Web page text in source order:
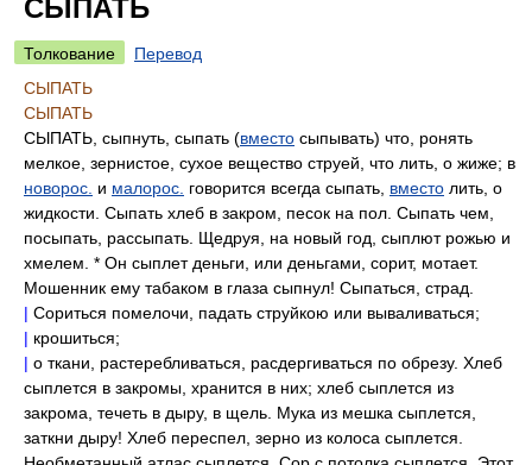
СЫПАТЬ
Толкование
Перевод
СЫПАТЬ
СЫПАТЬ
СЫПАТЬ, сыпнуть, сыпать (вместо сыпывать) что, ронять
мелкое, зернистое, сухое вещество струей, что лить, о жиже; в
новорос. и малорос. говорится всегда сыпать, вместо лить, о
жидкости. Сыпать хлеб в закром, песок на пол. Сыпать чем,
посыпать, рассыпать. Щедруя, на новый год, сыплют рожью и
хмелем. * Он сыплет деньги, или деньгами, сорит, мотает.
Мошенник ему табаком в глаза сыпнул! Сыпаться, страд.
| Сориться помелочи, падать струйкою или вываливаться;
| крошиться;
| о ткани, растеребливаться, расдергиваться по обрезу. Хлеб
сыплется в закромы, хранится в них; хлеб сыплется из
закрома, течеть в дыру, в щель. Мука из мешка сыплется,
заткни дыру! Хлеб переспел, зерно из колоса сыплется.